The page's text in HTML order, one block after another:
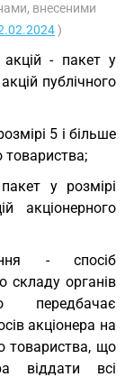
внесеними
)
- пакет у
публічного
5 і більше
товариства;
у розмірі
акціонерного
- спосіб
складу органів
передбачає
акціонера на
товариства, що
віддати всі